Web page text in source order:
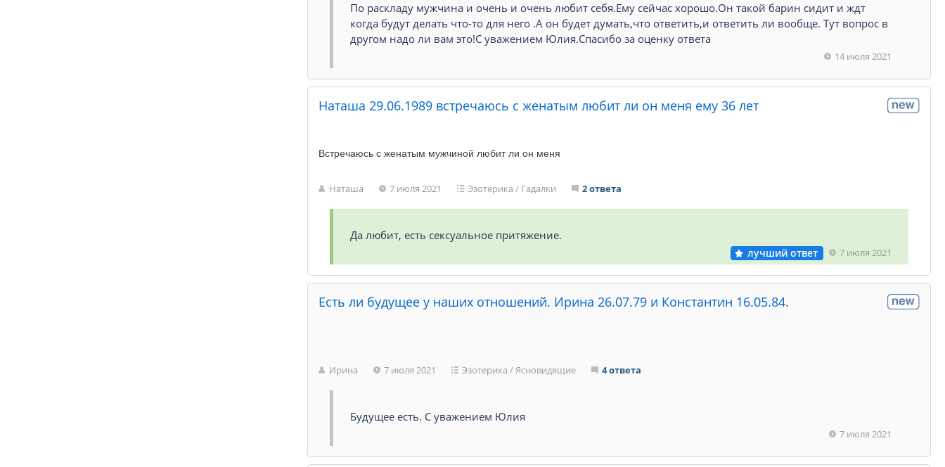
По раскладу мужчина и очень и очень любит себя.Ему сейчас хорошо.Он такой барин сидит и ждт
когда будут делать что-то для него .А он будет думать,что ответить,и ответить ли вообще. Тут вопрос в
другом надо ли вам это!С уважением Юлия.Спасибо за оценку ответа
14 июля 2021
Наташа 29.06.1989 встречаюсь с женатым любит ли он меня ему 36 лет
Встречаюсь с женатым мужчиной любит ли он меня
Наташа 7 июля 2021 Эзотерика / Гадалки 2 ответа
Да любит, есть сексуальное притяжение.
лучший ответ 7 июля 2021
Есть ли будущее у наших отношений. Ирина 26.07.79 и Константин 16.05.84.
Ирина 7 июля 2021 Эзотерика /Ясновидящие 4 ответа
Будущее есть. С уважением Юлия
7 июля 2021